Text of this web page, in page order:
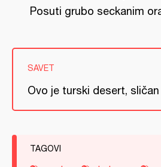
Posuti grubo seckanim
SAVET
Ovo je turski desert, sličan
TAGOVI